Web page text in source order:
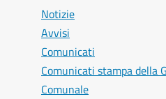
Notizie
Avvisi
Comunicati
Comunicati stampa della
Comunale